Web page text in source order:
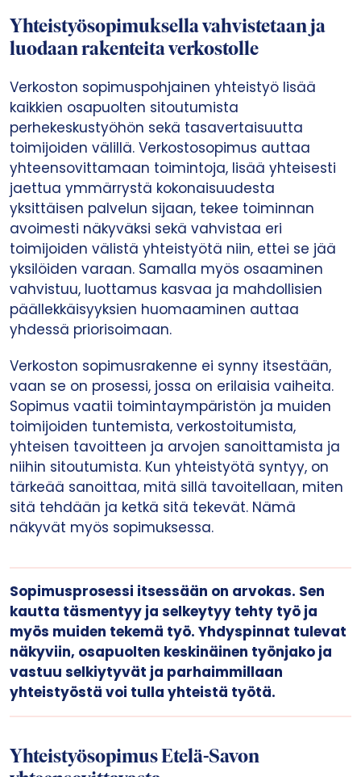
Yhteistyösopimuksella vahvistetaan ja
luodaan rakenteita verkostolle
Verkoston sopimuspohjainen yhteistyö lisää
kaikkien osapuolten sitoutumista
perhekeskustyöhön sekä tasavertaisuutta
toimijoiden välillä. Verkostosopimus auttaa
yhteensovittamaan toimintoja, lisää yhteisesti
jaettua ymmärrystä kokonaisuudesta
yksittäisen palvelun sijaan, tekee toiminnan
avoimesti näkyväksi sekä vahvistaa eri
toimijoiden välistä yhteistyötä niin, ettei se jää
yksilöiden varaan. Samalla myös osaaminen
vahvistuu, luottamus kasvaa ja mahdollisien
päällekkäisyyksien huomaaminen auttaa
yhdessä priorisoimaan.
Verkoston sopimusrakenne ei synny itsestään,
vaan se on prosessi, jossa on erilaisia vaiheita.
Sopimus vaatii toimintaympäristön ja muiden
toimijoiden tuntemista, verkostoitumista,
yhteisen tavoitteen ja arvojen sanoittamista ja
niihin sitoutumista. Kun yhteistyötä syntyy, on
tärkeää sanoittaa, mitä sillä tavoitellaan, miten
sitä tehdään ja ketkä sitä tekevät. Nämä
näkyvät myös sopimuksessa.
Sopimusprosessi itsessään on arvokas. Sen
kautta täsmentyy ja selkeytyy tehty työ ja
myös muiden tekemä työ. Yhdyspinnat tulevat
näkyviin, osapuolten keskinäinen työnjako ja
vastuu selkiytyvät ja parhaimmillaan
yhteistyöstä voi tulla yhteistä työtä.
Yhteistyösopimus Etelä-Savon